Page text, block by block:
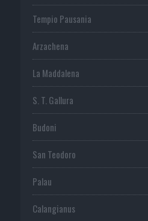
Tempio Pausania
Arzachena
La Maddalena
S. T. Gallura
Budoni
San Teodoro
Palau
Calangianus